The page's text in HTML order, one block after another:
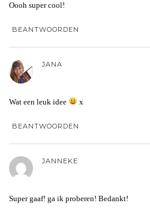
Oooh super cool!
BEANTWOORDEN
JANA
Wat een leuk idee x
BEANTWOORDEN
JANNEKE
Super gaaf! ga ik proberen! Bedankt!